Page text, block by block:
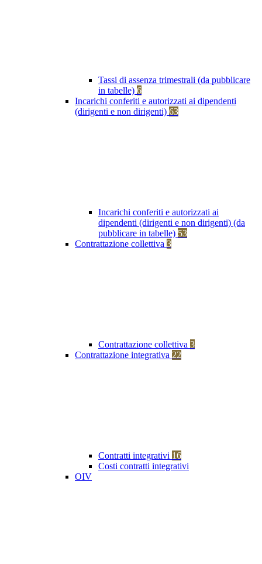
Tassi di assenza trimestrali (da pubblicare
in tabelle) 6
Incarichi conferiti e autorizzati ai dipendenti
(dirigenti e non dirigenti) 63
Incarichi conferiti e autorizzati ai
dipendenti (dirigenti e non dirigenti) (da
pubblicare in tabelle) 53
Contrattazione collettiva 3
Contrattazione collettiva 3
Contrattazione integrativa 22
Contratti integrativi 16
Costi contratti integrativi
OIV